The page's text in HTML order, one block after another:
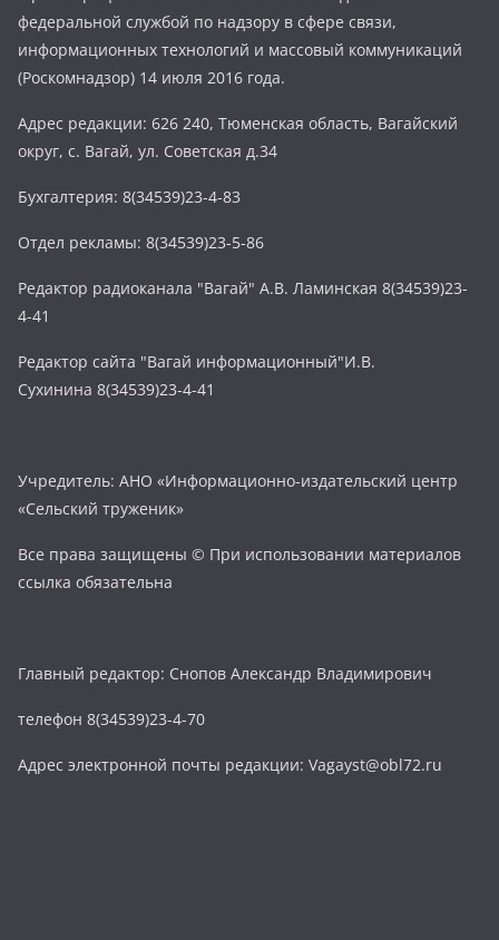
федеральной службой по надзору в сфере связи,
информационных технологий и массовый коммуникаций
(Роскомнадзор) 14 июля 2016 года.
Адрес редакции: 626 240, Тюменская область, Вагайский
округ, с. Вагай, ул. Советская д.34
Бухгалтерия: 8(34539)23-4-83
Отдел рекламы: 8(34539)23-5-86
Редактор радиоканала "Вагай" А.В. Ламинская 8(34539)23-
4-41
Редактор сайта "Вагай информационный"И.В.
Сухинина 8(34539)23-4-41
Учредитель: АНО «Информационно-издательский центр
«Сельский труженик»
Все права защищены © При использовании материалов
ссылка обязательна
Главный редактор: Снопов Александр Владимирович
телефон 8(34539)23-4-70
Адрес электронной почты редакции: Vagayst@obl72.ru